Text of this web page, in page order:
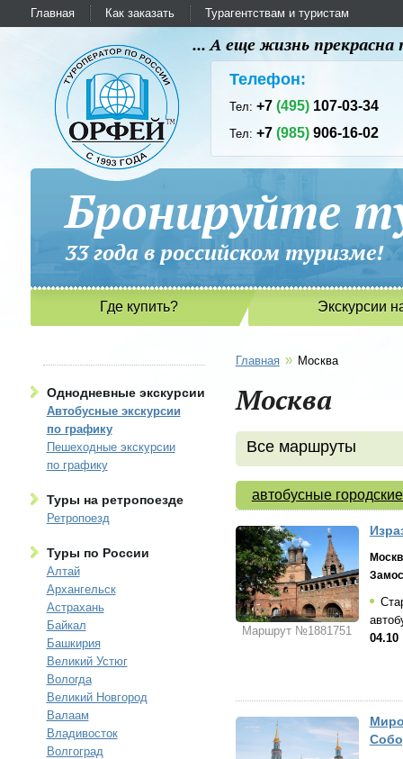
Главная Как заказать Турагентствам и туристам
... А еще жизнь
Телефон:
Тел:+7(495) 107-03-34
Тел:+7(985) 906-16-02
Бронируйте
33 года в российском
Где купить? Экскурсии
Однодневные экскурсии
Автобусные экскурсии
по графику
Пешеходные экскурсии
по графику
Туры на ретропоезде
Ретропоезд
Туры по России
Алтай
Архангельск
Астрахань
Байкал
Башкирия
Великий Устюг
Вологда
Великий Новгород
Валаам
Владивосток
Волгоград
Главная » Москва
Москва
Все маршруты
автобусные
Маршрут №1881751
04.10